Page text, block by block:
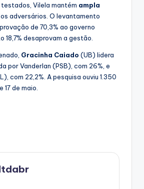
Vilela mantém ampla
adversários. O levantamento
de 70,3% ao governo
18,7% desaprovam a gestão.
Gracinha Caiado (UB) lidera
por Vanderlan (PSB), com 26%, e
com 22,2%. A pesquisa ouviu 1.350
17 de maio.